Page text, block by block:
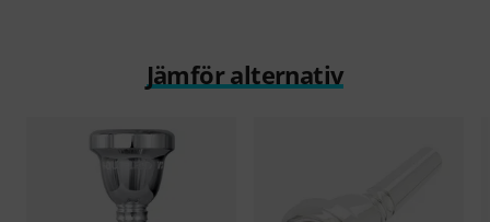
Jämför alternativ